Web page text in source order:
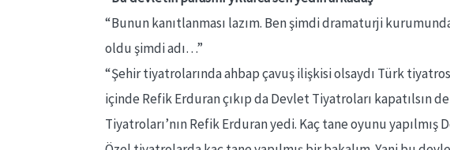
“Bunun kanıtlanması lazım. Ben şimdi dramaturji
oldu şimdi adı…”
“Şehir tiyatrolarında ahbap çavuş ilişkisi olsaydı Türk
içinde Refik Erduran çıkıp da Devlet Tiyatroları kapatılsın
Tiyatroları’nın Refik Erduran yedi. Kaç tane oyunu yapılmış